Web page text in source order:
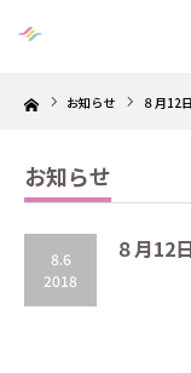
Home お知らせ ８月12
お知らせ
8.6
2018
８月12